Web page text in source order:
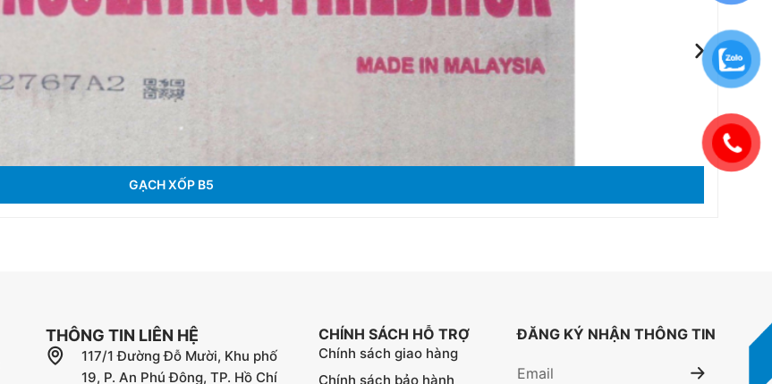
GẠCH XỐP B5
THÔNG TIN LIÊN HỆ
117/1 Đường Đỗ Mười, Khu phố
19, P. An Phú Đông, TP. Hồ Chí
CHÍNH SÁCH HỖ TRỢ
Chính sách giao hàng
Chính sách bảo hành
ĐĂNG KÝ NHẬN THÔNG TIN